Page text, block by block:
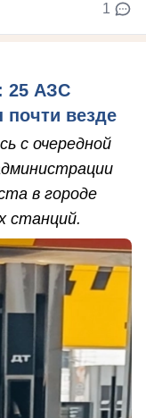
1
25 АЗС
почти везде
с очередной
в городе
станций.